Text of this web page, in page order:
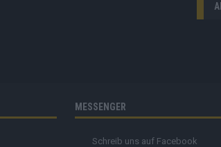
MESSENGER
Schreib uns auf Facebook